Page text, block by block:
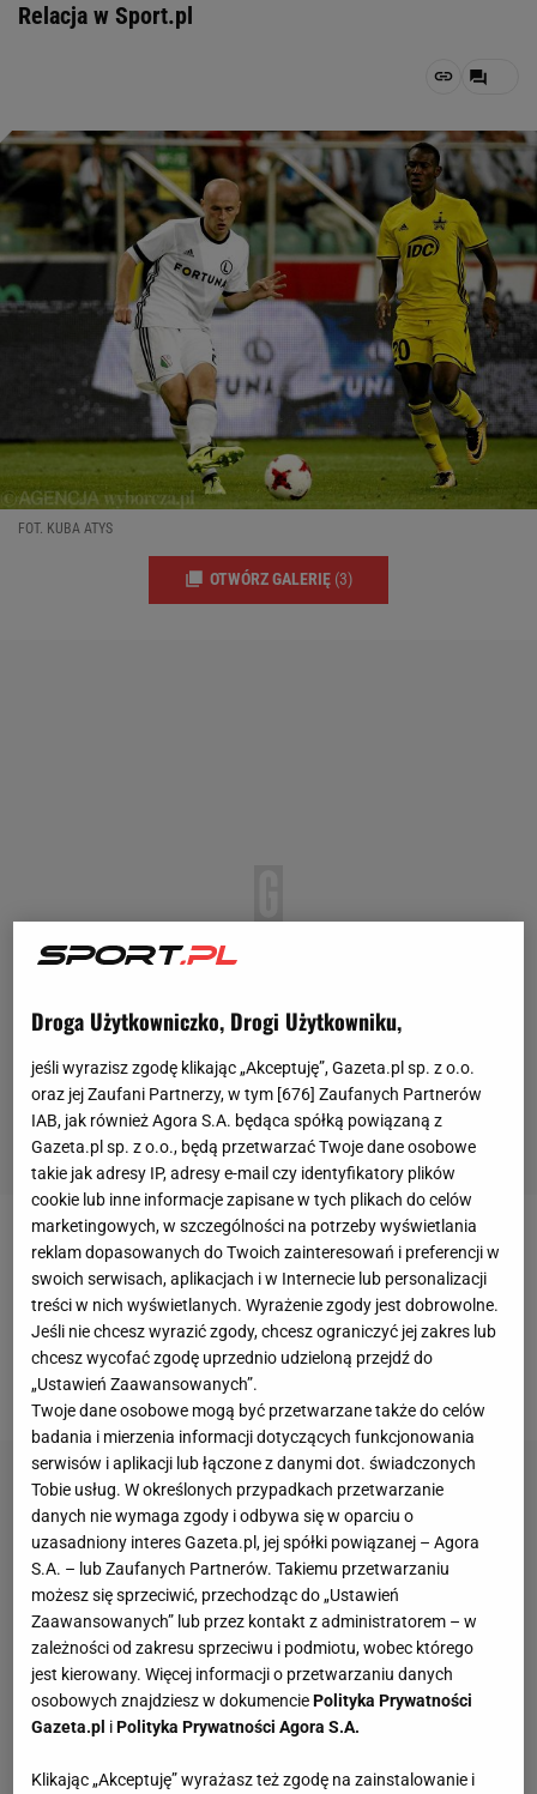
Relacja w Sport.pl
FOT. KUBA ATYS
OTWÓRZ GALERIĘ (3)
Już w czwartek dojdzie domeczurewanżowego
między Sheriffem Tyraspol, a Legią Warszawa. W
pierwszym spotkaniu mistrzowie Polski zremisowali
1:1 i w Mołdawii musza odnieść zwycięstwo, lub
remis wyższy niż 1:1, by awansować.
Droga Użytkowniczko, Drogi Użytkowniku,
jeśli wyrazisz zgodę klikając „Akceptuję”, Gazeta.pl sp. z o.o.
oraz jej Zaufani Partnerzy, w tym [676] Zaufanych Partnerów
IAB, jak również Agora S.A. będąca spółką powiązaną z
Gazeta.pl sp. z o.o., będą przetwarzać Twoje dane osobowe
takie jak adresy IP, adresy e-mail czy identyfikatory plików
cookie lub inne informacje zapisane w tych plikach do celów
marketingowych, w szczególności na potrzeby wyświetlania
reklam dopasowanych do Twoich zainteresowań i preferencji w
swoich serwisach, aplikacjach i w Internecie lub personalizacji
treści w nich wyświetlanych. Wyrażenie zgody jest dobrowolne.
Jeśli nie chcesz wyrazić zgody, chcesz ograniczyć jej zakres lub
chcesz wycofać zgodę uprzednio udzieloną przejdź do
„Ustawień Zaawansowanych”.
Twoje dane osobowe mogą być przetwarzane także do celów
badania i mierzenia informacji dotyczących funkcjonowania
serwisów i aplikacji lub łączone z danymi dot. świadczonych
Tobie usług. W określonych przypadkach przetwarzanie
danych nie wymaga zgody i odbywa się w oparciu o
uzasadniony interes Gazeta.pl, jej spółki powiązanej – Agora
S.A. – lub Zaufanych Partnerów. Takiemu przetwarzaniu
możesz się sprzeciwić, przechodząc do „Ustawień
Zaawansowanych” lub przez kontakt z administratorem – w
zależności od zakresu sprzeciwu i podmiotu, wobec którego
jest kierowany. Więcej informacji o przetwarzaniu danych
osobowych znajdziesz w dokumenciePolityka Prywatności
Gazeta.pl iPolityka Prywatności Agora S.A.
Klikając „Akceptuję” wyrażasz też zgodę na zainstalowanie i